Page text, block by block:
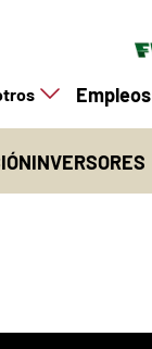
Empleos
INVERSORES